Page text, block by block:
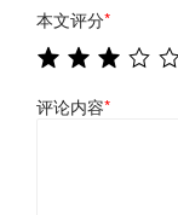
本文评分*
评论内容*